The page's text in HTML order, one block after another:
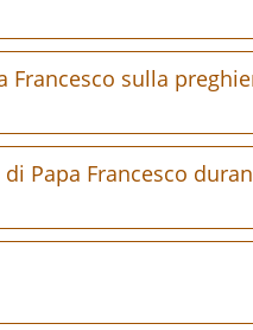
Francesco sulla
di Papa Francesco